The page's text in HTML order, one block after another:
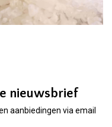
nieuwsbrief
aanbiedingen via email